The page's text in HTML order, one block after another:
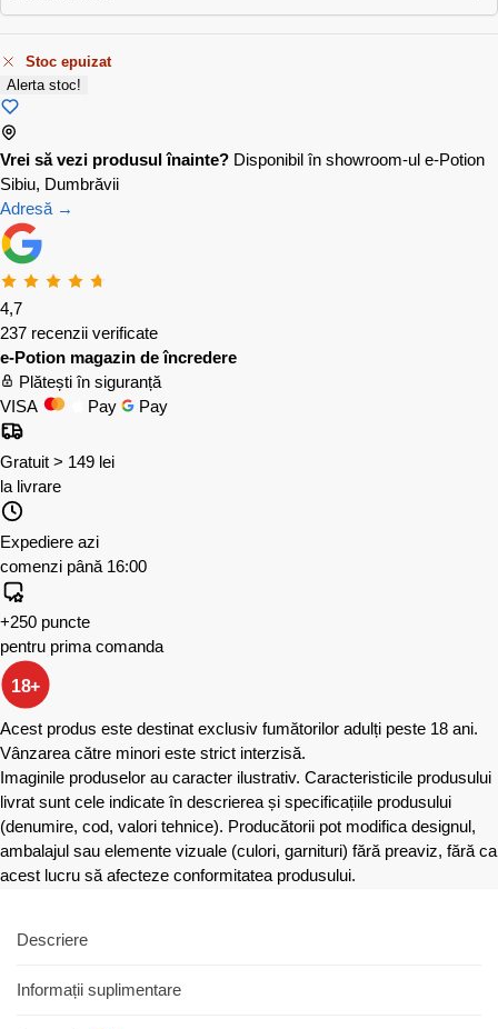
Stoc epuizat
Alerta stoc!
Vrei să vezi produsul înainte? Disponibil în showroom-ul e-Potion
Sibiu, Dumbrăvii
Adresă →
4,7
237 recenzii verificate
e-Potion magazin de încredere
Plătești în siguranță
VISA
Pay Pay
Gratuit > 149 lei
la livrare
Expediere azi
comenzi până 16:00
+250 puncte
pentru prima comanda
18+
Acest produs este destinat exclusiv fumătorilor adulți peste 18 ani.
Vânzarea către minori este strict interzisă.
Imaginile produselor au caracter ilustrativ. Caracteristicile produsului
livrat sunt cele indicate în descrierea și specificațiile produsului
(denumire, cod, valori tehnice). Producătorii pot modifica designul,
ambalajul sau elemente vizuale (culori, garnituri) fără preaviz, fără ca
acest lucru să afecteze conformitatea produsului.
Descriere
Informații suplimentare